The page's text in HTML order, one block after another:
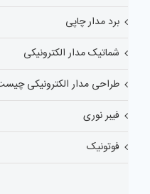
برد مدار چاپی
شماتیک مدار الکترونیکی
طراحی مدار الکترونیکی
فیبر نوری
فوتونیک